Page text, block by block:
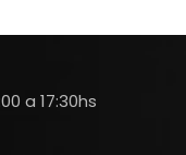
a 17:30hs